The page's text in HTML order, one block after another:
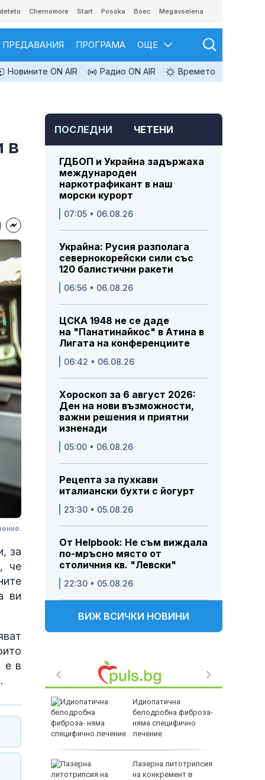
Chernomore Start Posoka Boec Megavselena
ПРЕДАВАНИЯ ПРОГРАМА ОЩЕ
Новините ON AIR Радио ON AIR Времето
в
за
че
ви
е в
.
ПОСЛЕДНИ ЧЕТЕНИ
ГДБОП и Украйна задържаха
международен
наркотрафикант в наш
морски курорт
07:05 • 06.08.26
Украйна: Русия разполага
севернокорейски сили със
120 балистични ракети
06:56 • 06.08.26
ЦСКА 1948 не се даде
на "Панатинайкос" в Атина в
Лигата на конференциите
06:42 • 06.08.26
Хороскоп за 6 август 2026:
Ден на нови възможности,
важни решения и приятни
изненади
05:00 • 06.08.26
Рецепта за пухкави
италиански бухти с йогурт
23:30 • 05.08.26
От Helpbook: Не съм виждала
по-мръсно място от
столичния кв. "Левски"
22:30 • 05.08.26
ВИЖ ВСИЧКИ НОВИНИ
Идиопатична
белодробна фиброза-
няма специфично
лечение
Лазерна литотрипсия
на конкремент в